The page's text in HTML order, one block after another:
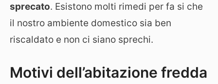
sprecato. Esistono molti rimedi per fa si che
il nostro ambiente domestico sia ben
riscaldato e non ci siano sprechi.
Motivi dell’abitazione fredda